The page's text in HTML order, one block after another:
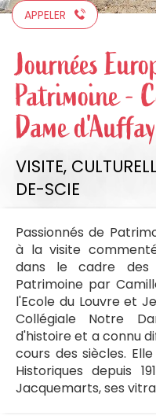
APPELER
Journées
Patrimoine -
Dame d'Auffay
VISITE,
DE-SCIE
Passionnés de
à la visite
dans le cadre des
Patrimoine par
l'Ecole du Louvre et
Collégiale Notre
d'histoire et a connu
cours des siècles.
Historiques depuis
Jacquemarts, ses